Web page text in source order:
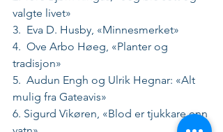
valgte livet»
3.  Eva D. Husby, «Minnesmerket»
4.  Ove Arbo Høeg, «Planter og
tradisjon»
5.  Audun Engh og Ulrik Hegnar: «Alt
mulig fra Gateavis»
6. Sigurd Vikøren, «Blod er tjukkare enn